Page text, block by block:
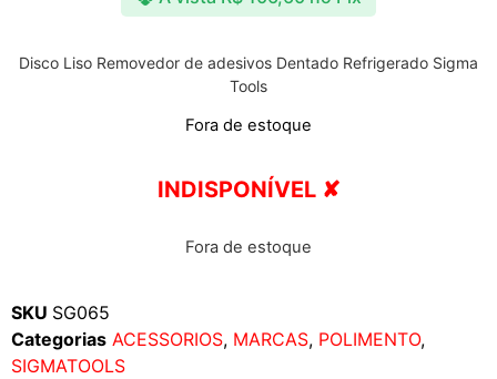
Disco Liso Removedor de adesivos Dentado Refrigerado Sigma
Tools
Fora de estoque
INDISPONÍVEL ✘
Fora de estoque
SKU SG065
Categorias ACESSORIOS, MARCAS, POLIMENTO,
SIGMATOOLS